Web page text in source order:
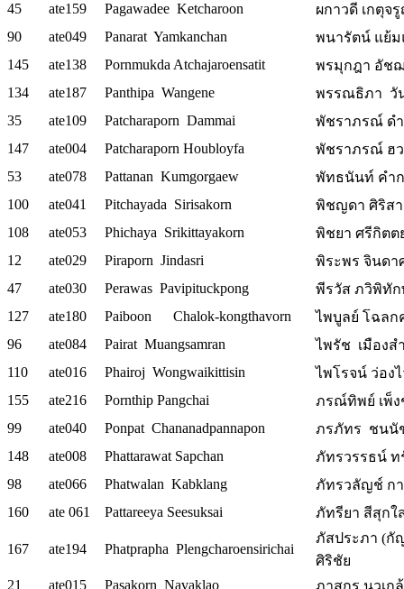
45
ate159 Pagawadee Ketcharoon
ผกาวดี เกตุจ
90
ate049 Panarat Yamkanchan
พนารัตน์ แย้
145
ate138 Pornmukda Atchajaroensatit
พรมุกฎา อัช
134
ate187 Panthipa Wangene
พรรณธิภา วั
35
ate109 Patcharaporn Dammai
พัชราภรณ์ ดำ
147
ate004 Patcharaporn Houbloyfa
พัชราภรณ์ ฮ
53
ate078 Pattanan Kumgorgaew
พัทธนันท์ คำ
100
ate041 Pitchayada Sirisakorn
พิชญดา ศิริส
108
ate053 Phichaya Srikittayakorn
พิชยา ศรีกิตต
12
ate029 Piraporn Jindasri
พิระพร จินดา
47
ate030 Perawas Pavipituckpong
พีรวัส ภวิพิทั
127
ate180 Paiboon Chalok-kongthavorn
ไพบูลย์ โฉลก
96
ate084 Pairat Muangsamran
ไพรัช เมือง
110
ate016 Phairoj Wongwaikittisin
ไพโรจน์ ว่อง
155
ate216 Pornthip Pangchai
ภรณ์ทิพย์ เพ็
99
ate040 Ponpat Chananadpannapon
ภรภัทร ชนนั
148
ate008 Phattarawat Sapchan
ภัทรวรรธน์ ท
98
ate066 Phatwalan Kabklang
ภัทรวลัญช์ กา
160
ate 061 Pattareeya Seesuksai ภัทรียา สีสุกใ
167 ate194 Phatprapha Plengcharoensirichai
ภัสประภา (กั
ศิริชัย
21
ate015 Pasakorn Navaklao